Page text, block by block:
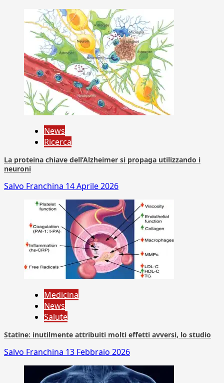
News
Ricerca
La proteina chiave dell’Alzheimer si propaga utilizzando i
neuroni
Salvo Franchina 14 Aprile 2026
Medicina
News
Salute
Statine: inutilmente attribuiti molti effetti avversi, lo studio
Salvo Franchina 13 Febbraio 2026